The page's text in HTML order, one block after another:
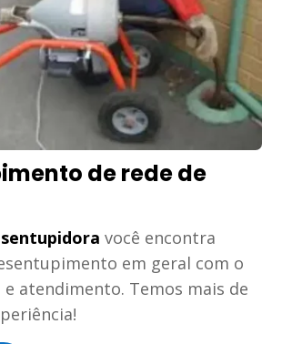
de rede de
você encontra
em geral com o
atendimento. Temos mais de